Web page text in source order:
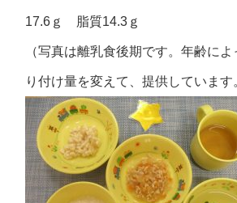
17.6ｇ 脂質14.3ｇ
（写真は離乳食後期です。年齢に
り付け量を変えて、提供しています